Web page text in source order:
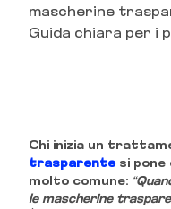
mascherine
Guida chiara per i
Chi inizia un
trasparente si pone
molto comune:
le mascherine